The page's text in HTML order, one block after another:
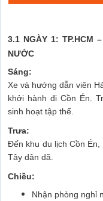
3.1 NGÀY 1: TP.HCM
NƯỚC
Sáng:
Xe và hướng dẫn viên
khởi hành đi Cồn Én.
sinh hoạt tập thể.
Trưa:
Đến khu du lịch Cồn
Tây dân dã.
Chiều:
Nhận phòng nghỉ